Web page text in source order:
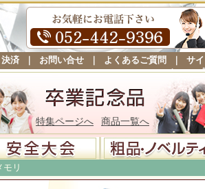
済 お問い合せ よくあるご質問
サイ
トマップ
特集ページへ 商品一覧へ
リ